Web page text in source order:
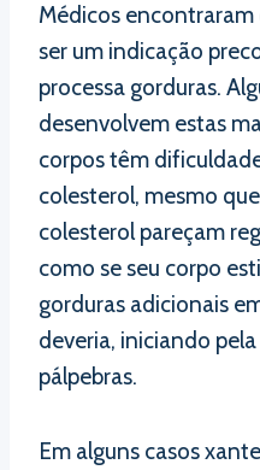
Médicos
ser um indicação
processa gorduras.
desenvolvem estas
corpos têm
colesterol, mesmo
colesterol pareçam
como se seu corpo
gorduras adicionais
deveria, iniciando
pálpebras.
Em alguns casos